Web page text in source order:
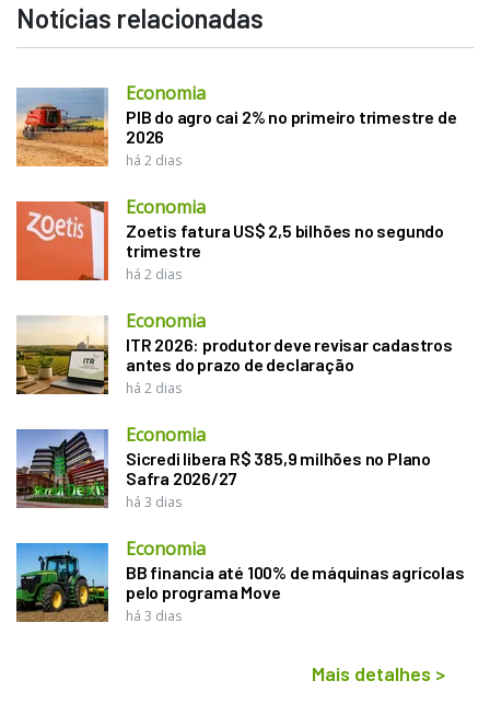
Notícias relacionadas
Economia
PIB do agro cai 2% no primeiro trimestre de
2026
há 2 dias
Economia
Zoetis fatura US$ 2,5 bilhões no segundo
trimestre
há 2 dias
Economia
ITR 2026: produtor deve revisar cadastros
antes do prazo de declaração
há 2 dias
Economia
Sicredi libera R$ 385,9 milhões no Plano
Safra 2026/27
há 3 dias
Economia
BB financia até 100% de máquinas agrícolas
pelo programa Move
há 3 dias
Mais detalhes >